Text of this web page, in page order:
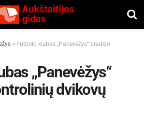
» Futbolo klubas „Panevėžys“ pradėjo
„Panevėžys“
dvikovų